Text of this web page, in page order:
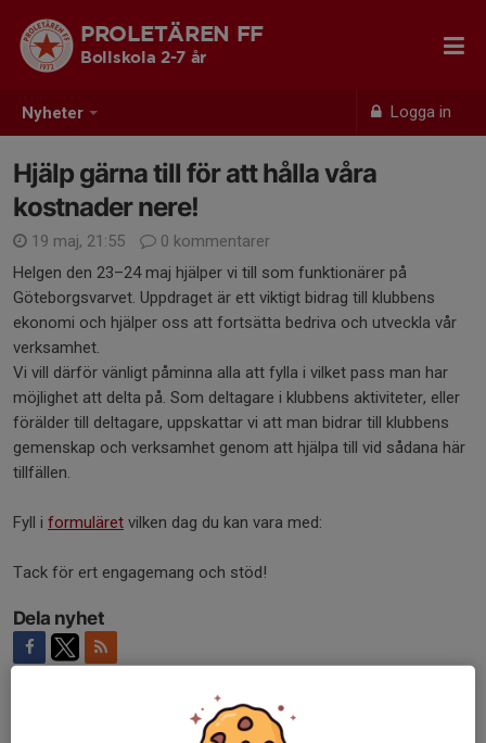
Nyheter Logga in
PROLETÄREN FF
Bollskola 2-7 år
Hjälp gärna till för att hålla våra
kostnader nere!
19 maj, 21:55
0 kommentarer
Helgen den 23–24 maj hjälper vi till som funktionärer på
Göteborgsvarvet. Uppdraget är ett viktigt bidrag till klubbens
ekonomi och hjälper oss att fortsätta bedriva och utveckla vår
verksamhet.
Vi vill därför vänligt påminna alla att fylla i vilket pass man har
möjlighet att delta på. Som deltagare i klubbens aktiviteter, eller
förälder till deltagare, uppskattar vi att man bidrar till klubbens
gemenskap och verksamhet genom att hjälpa till vid sådana här
tillfällen.
Fyll i formuläret vilken dag du kan vara med:
Tack för ert engagemang och stöd!
Dela nyhet